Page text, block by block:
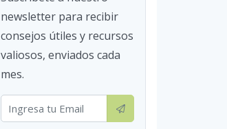
newsletter para recibir
consejos útiles y recursos
valiosos, enviados cada
mes.